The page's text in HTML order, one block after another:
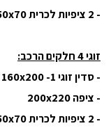
- 2 ציפיות לכרית 50x70
זוגי 4 חלקים הרכב:
- סדין זוגי 160x200 -1
- ציפה 200x220
- 2 ציפיות לכרית 50x70